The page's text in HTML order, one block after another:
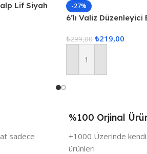
Lif Siyah
-27%
6’lı Valiz
₺299,00 ₺219,00
Sepete Ekle
sadece
%100 Orjinal
+1000 Üzerinde kendi
ürünleri